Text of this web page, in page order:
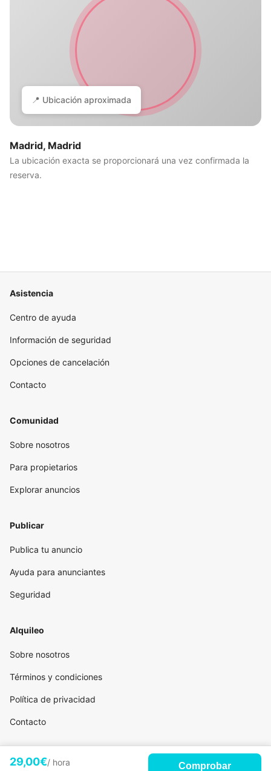
📍 Ubicación aproximada
Madrid, Madrid
La ubicación exacta se proporcionará una vez confirmada la
reserva.
29,00€/ hora Comprobar
Asistencia
Centro de ayuda
Información de seguridad
Opciones de cancelación
Contacto
Comunidad
Sobre nosotros
Para propietarios
Explorar anuncios
Publicar
Publica tu anuncio
Ayuda para anunciantes
Seguridad
Alquileo
Sobre nosotros
Términos y condiciones
Política de privacidad
Contacto